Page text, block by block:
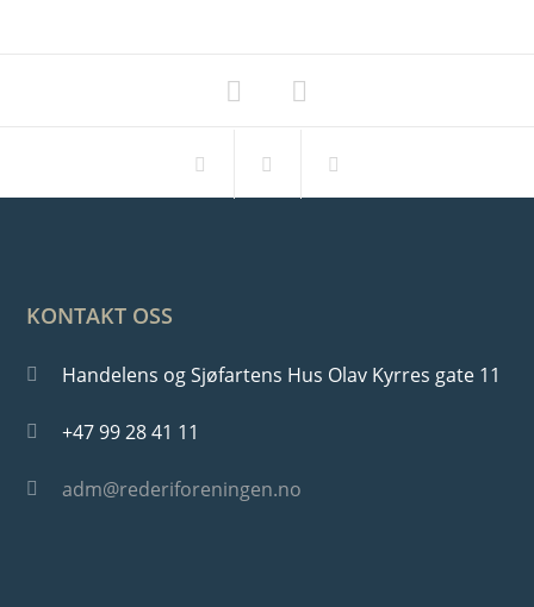
KONTAKT OSS
Handelens og Sjøfartens Hus Olav Kyrres gate 11
+47 99 28 41 11
adm@rederiforeningen.no